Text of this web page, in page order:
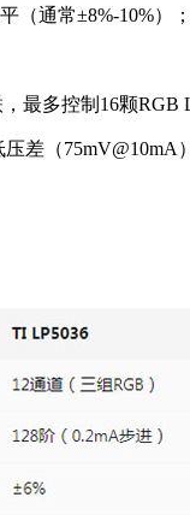
（通常±8%-10%）；
最多控制16颗RGB
差（75mV@10mA